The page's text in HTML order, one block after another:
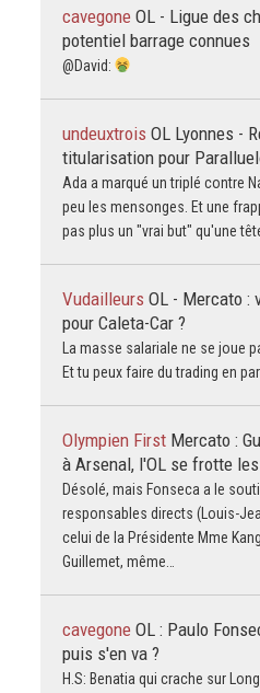
cavegone OL - Ligue des
potentiel barrage connues
@David:
undeuxtrois OL Lyonnes -
titularisation pour
Ada a marqué un triplé contre
peu les mensonges. Et une
pas plus un "vrai but" qu'une
Vudailleurs OL - Mercato :
pour Caleta-Car ?
La masse salariale ne se joue
Et tu peux faire du trading en
Olympien First Mercato :
à Arsenal, l'OL se frotte
Désolé, mais Fonseca a le
responsables directs (Louis-
celui de la Présidente Mme
Guillemet, même…
cavegone OL : Paulo
puis s'en va ?
H.S: Benatia qui crache sur